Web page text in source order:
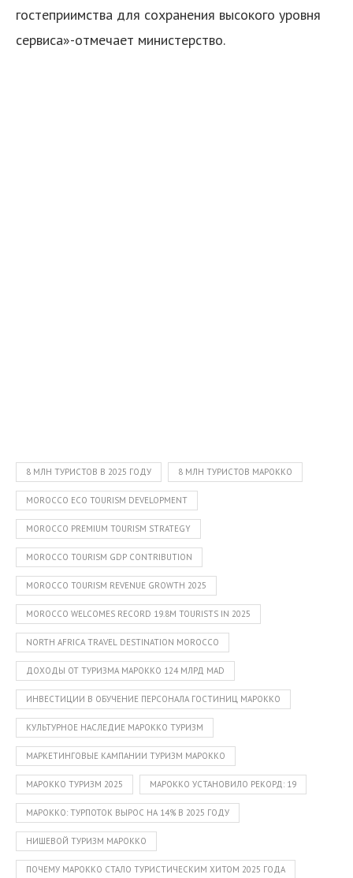
гостеприимства для сохранения высокого уровня
сервиса»-отмечает министерство.
8 МЛН ТУРИСТОВ В 2025 ГОДУ 8 МЛН ТУРИСТОВ МАРОККО
MOROCCO ECO TOURISM DEVELOPMENT
MOROCCO PREMIUM TOURISM STRATEGY
MOROCCO TOURISM GDP CONTRIBUTION
MOROCCO TOURISM REVENUE GROWTH 2025
MOROCCO WELCOMES RECORD 19.8M TOURISTS IN 2025
NORTH AFRICA TRAVEL DESTINATION MOROCCO
ДОХОДЫ ОТ ТУРИЗМА МАРОККО 124 МЛРД MAD
ИНВЕСТИЦИИ В ОБУЧЕНИЕ ПЕРСОНАЛА ГОСТИНИЦ МАРОККО
КУЛЬТУРНОЕ НАСЛЕДИЕ МАРОККО ТУРИЗМ
МАРКЕТИНГОВЫЕ КАМПАНИИ ТУРИЗМ МАРОККО
МАРОККО ТУРИЗМ 2025 МАРОККО УСТАНОВИЛО РЕКОРД: 19
МАРОККО: ТУРПОТОК ВЫРОС НА 14% В 2025 ГОДУ
НИШЕВОЙ ТУРИЗМ МАРОККО
ПОЧЕМУ МАРОККО СТАЛО ТУРИСТИЧЕСКИМ ХИТОМ 2025 ГОДА